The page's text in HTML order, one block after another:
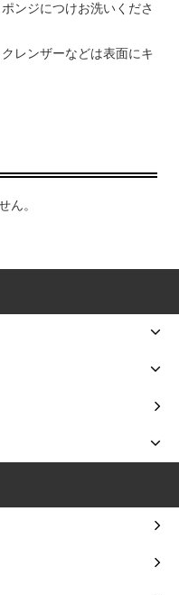
ンジにつけお洗いくださ
レンザーなどは表面にキ
ん。